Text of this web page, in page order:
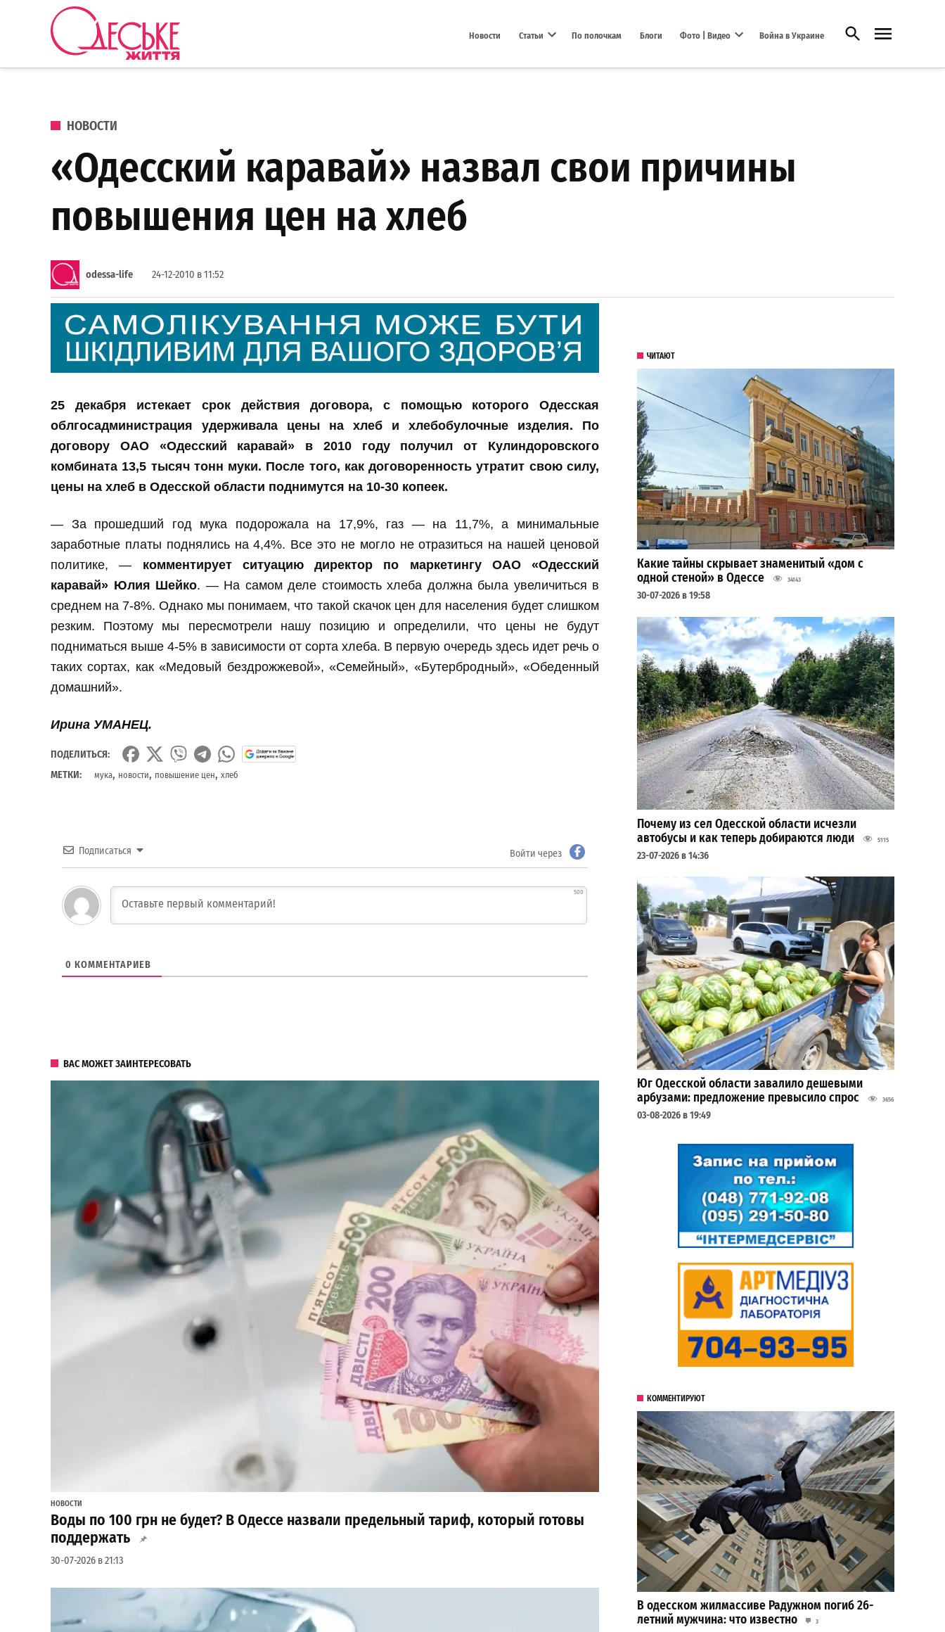
Перейти к содержанию
Новости Статьи По полочкам Блоги Фото | Видео Война в Украине Открыть поиск
ОПУБЛИКОВАНО В
НОВОСТИ
«Одесский каравай» назвал свои причины
повышения цен на хлеб
odessa-life 24-12-2010 в 11:52
25 декабря истекает срок действия договора, с помощьюкоторого Одесская
облгосадминистрация удерживала цены на хлеб и хлебобулочные изделия. По
договору ОАО «Одесский каравай» в 2010 году получилот Кулиндоровского
комбината 13,5 тысяч тонн муки. После того, как договоренность утратит свою силу,
цены на хлеб в Одесской области поднимутся на 10-30 копеек.
— За прошедший год мука подорожала на 17,9%, газ — на 11,7%, а минимальные
заработные платы поднялись на 4,4%. Все это не могло не отразиться на нашей ценовой
политике, — комментирует ситуацию директор по маркетингу ОАО «Одесский
каравай» Юлия Шейко. — На самом деле стоимость хлеба должна была увеличиться в
среднем на 7-8%. Однако мы понимаем, что такой скачок цен для населения будет слишком
резким. Поэтому мы пересмотрели нашу позицию и определили, что цены не будут
подниматься выше 4-5% в зависимости от сорта хлеба. В первую очередь здесь идет речь о
таких сортах, как «Медовый бездрожжевой», «Семейный», «Бутербродный», «Обеденный
домашний».
Ирина УМАНЕЦ.
ПОДЕЛИТЬСЯ:
МЕТКИ:
мука, новости, повышение цен, хлеб
Подписаться Войти через
500
0 КОММЕНТАРИЕВ
ВАС МОЖЕТ ЗАИНТЕРЕСОВАТЬ
НОВОСТИ
Воды по 100 грн не будет? В Одессе назвали предельный тариф, который готовы
поддержать
30-07-2026 в 21:13
ЧИТАЮТ
Какие тайны скрывает знаменитый «дом с
одной стеной» в Одессе
34143
30-07-2026 в 19:58
Почему из сел Одесской области исчезли
автобусы и как теперь добираются люди
5115
23-07-2026 в 14:36
Юг Одесской области завалило дешевыми
арбузами: предложение превысило спрос
3656
03-08-2026 в 19:49
КОММЕНТИРУЮТ
В одесском жилмассиве Радужном погиб 26-
летний мужчина: что известно
3